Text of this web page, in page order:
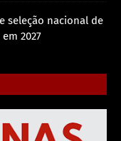
seleção nacional de
2027